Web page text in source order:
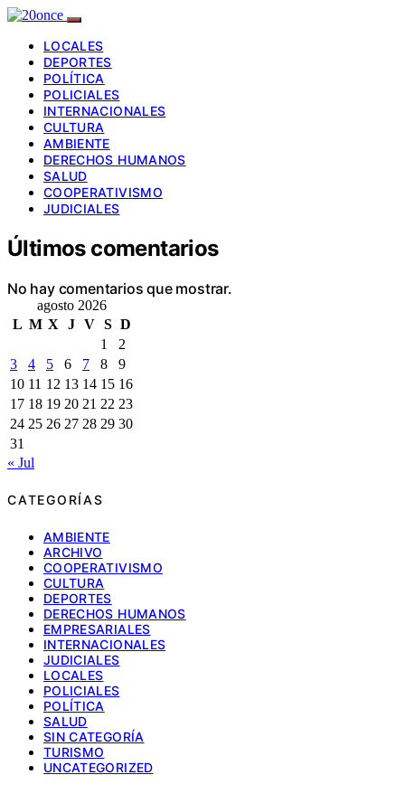
LOCALES
DEPORTES
POLÍTICA
POLICIALES
INTERNACIONALES
CULTURA
AMBIENTE
DERECHOS HUMANOS
SALUD
COOPERATIVISMO
JUDICIALES
Últimos comentarios
No hay comentarios que mostrar.
agosto 2026
L M X J V S D
1
2
3
4 5 6 7 8
9
10 11 12 13 14 15 16
17 18 19 20 21 22 23
24 25 26 27 28 29 30
31
« Jul
CATEGORÍAS
AMBIENTE
ARCHIVO
COOPERATIVISMO
CULTURA
DEPORTES
DERECHOS HUMANOS
EMPRESARIALES
INTERNACIONALES
JUDICIALES
LOCALES
POLICIALES
POLÍTICA
SALUD
SIN CATEGORÍA
TURISMO
UNCATEGORIZED